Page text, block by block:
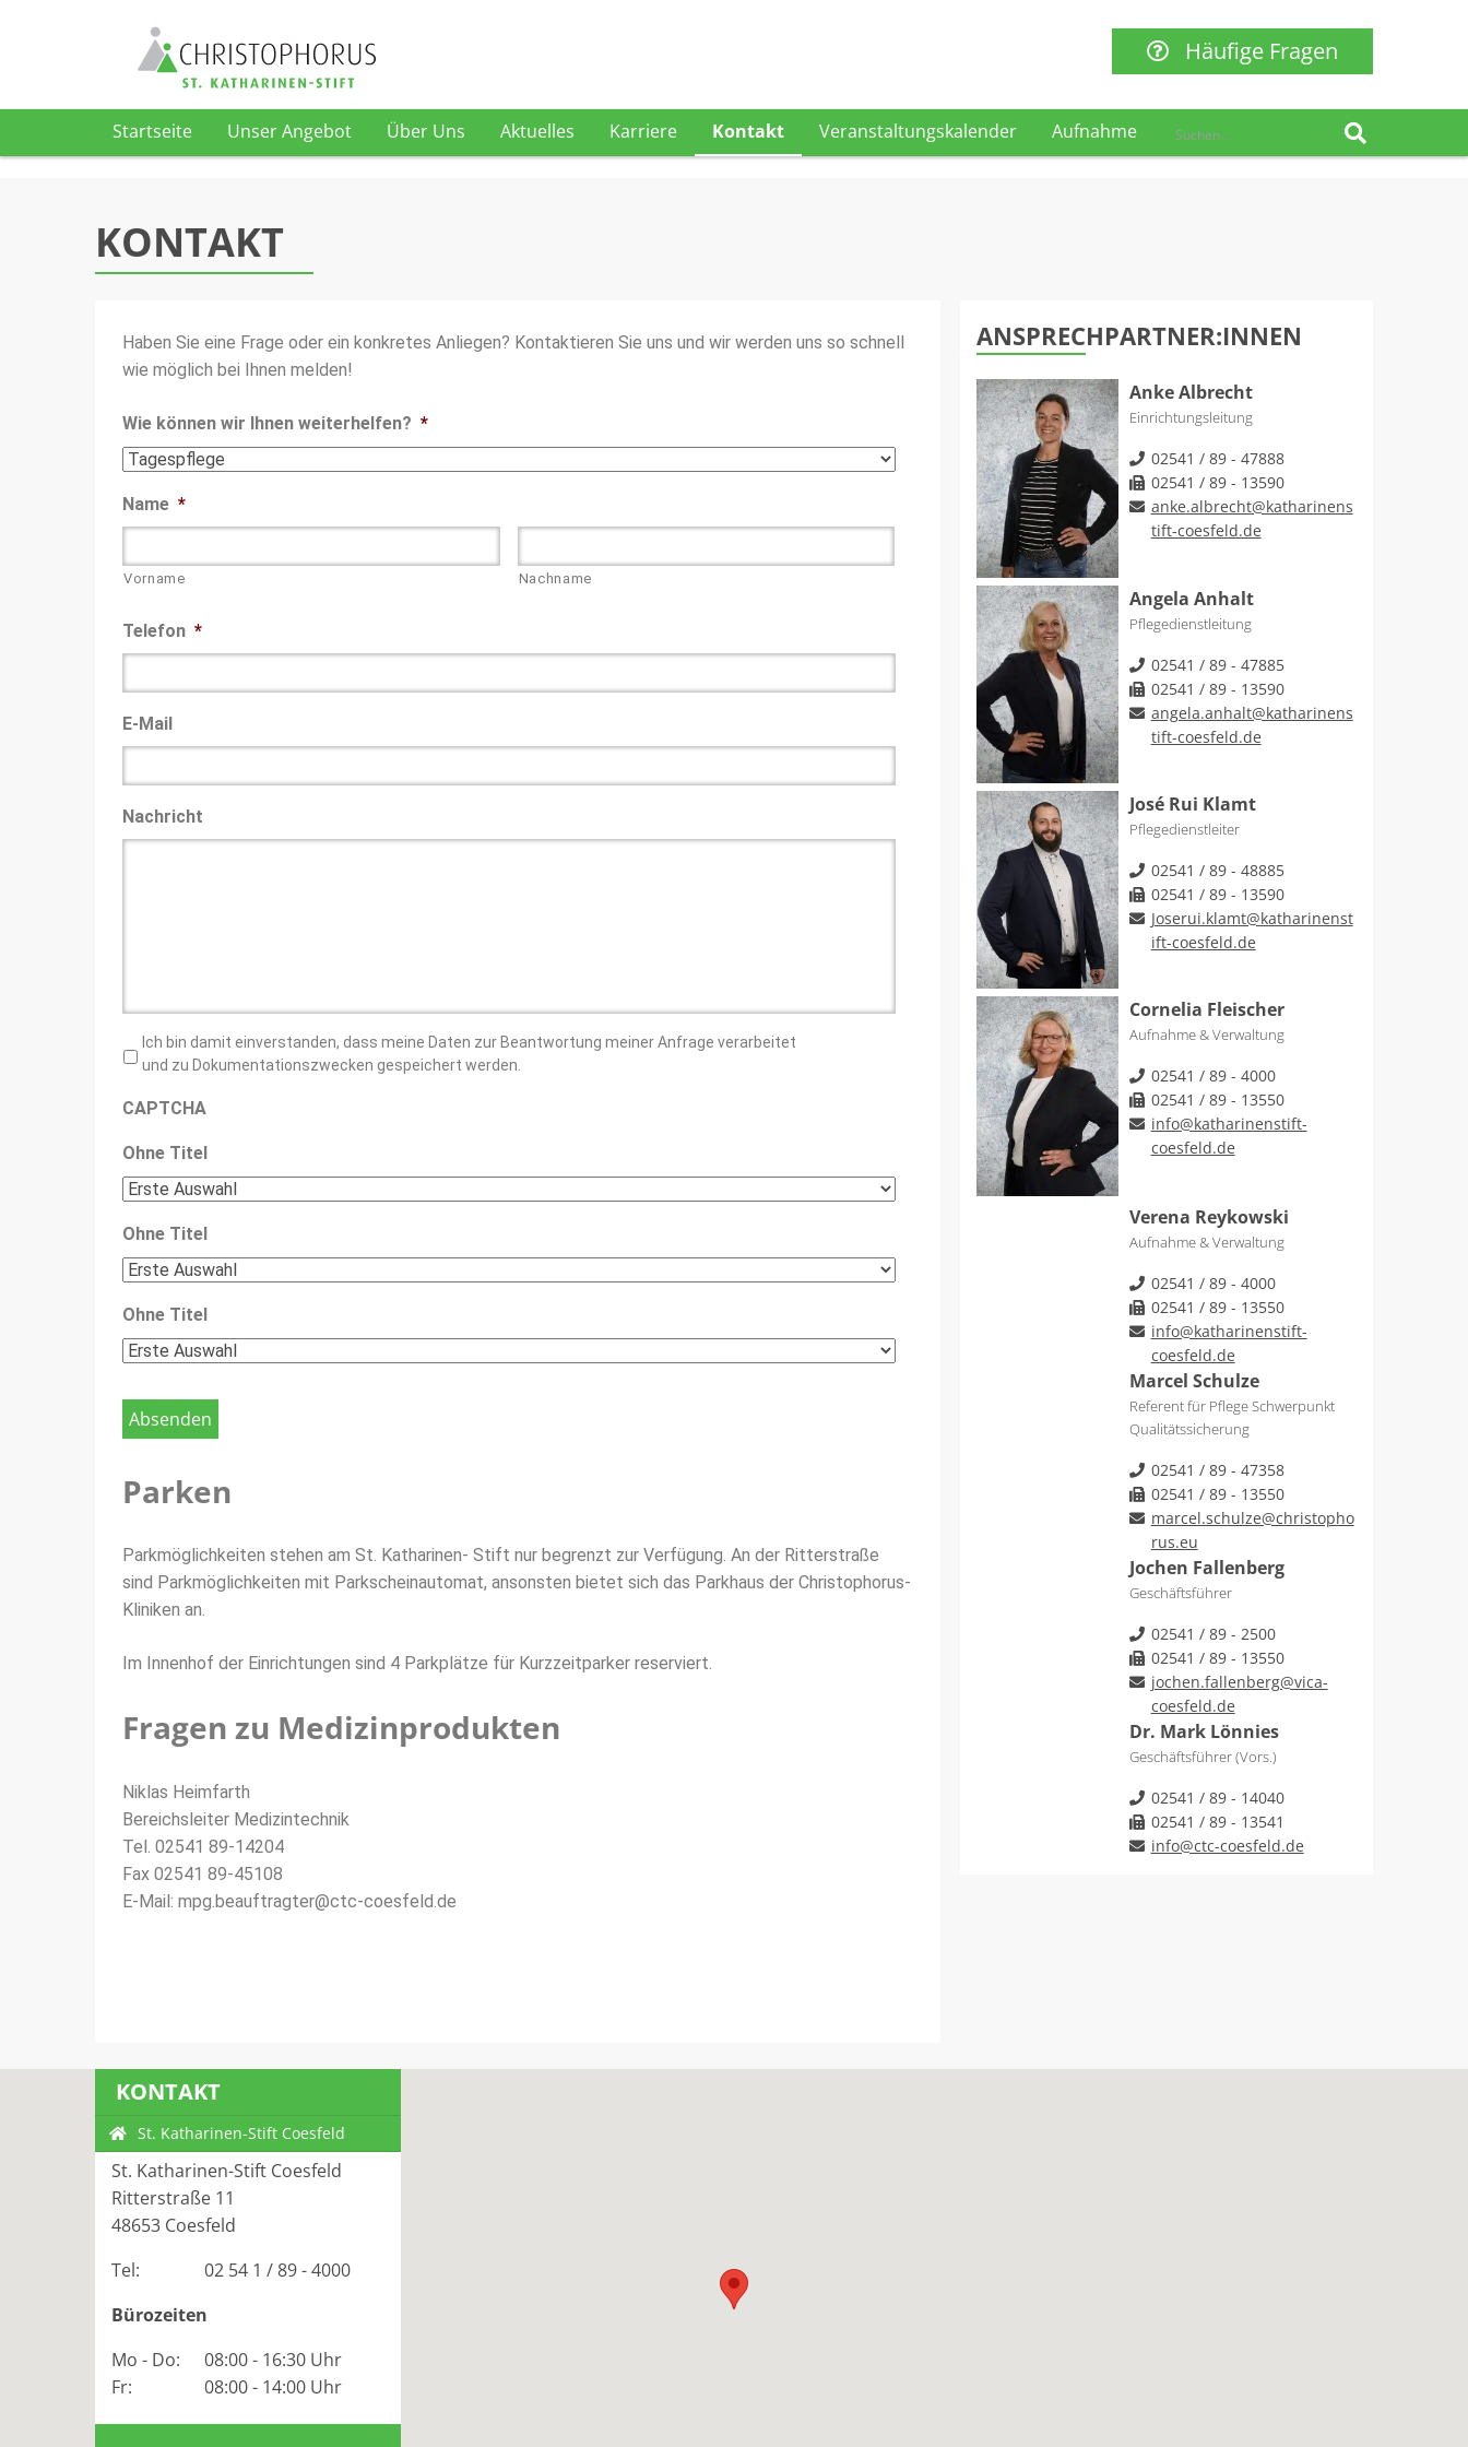
Häufige Fragen
Startseite Unser Angebot Über Uns Aktuelles Karriere Kontakt Veranstaltungskalender Aufnahme
KONTAKT
Haben Sie eine Frage oder ein konkretes Anliegen? Kontaktieren Sie uns und wir werden uns so schnell
wie möglich bei Ihnen melden!
Wie können wir Ihnen weiterhelfen? *
Name *
Vorname Nachname
Telefon *
E-Mail
Nachricht
Ich bin damit einverstanden, dass meine Daten zur Beantwortung meiner Anfrage verarbeitet
und zu Dokumentationszwecken gespeichert werden.
CAPTCHA
Ohne Titel
Ohne Titel
Ohne Titel
Parken
Parkmöglichkeiten stehen am St. Katharinen- Stift nur begrenzt zur Verfügung. An der Ritterstraße
sind Parkmöglichkeiten mit Parkscheinautomat, ansonsten bietet sich das Parkhaus der Christophorus-
Kliniken an.
Im Innenhof der Einrichtungen sind 4 Parkplätze für Kurzzeitparker reserviert.
Fragen zu Medizinprodukten
Niklas Heimfarth
Bereichsleiter Medizintechnik
Tel. 02541 89-14204
Fax 02541 89-45108
E-Mail: mpg.beauftragter@ctc-coesfeld.de
ANSPRECHPARTNER:INNEN
Anke Albrecht
Einrichtungsleitung
02541 / 89 - 47888
02541 / 89 - 13590
anke.albrecht@katharinens
tift-coesfeld.de
Angela Anhalt
Pflegedienstleitung
02541 / 89 - 47885
02541 / 89 - 13590
angela.anhalt@katharinens
tift-coesfeld.de
José Rui Klamt
Pflegedienstleiter
02541 / 89 - 48885
02541 / 89 - 13590
Joserui.klamt@katharinenst
ift-coesfeld.de
Cornelia Fleischer
Aufnahme & Verwaltung
02541 / 89 - 4000
02541 / 89 - 13550
info@katharinenstift-
coesfeld.de
Verena Reykowski
Aufnahme & Verwaltung
02541 / 89 - 4000
02541 / 89 - 13550
info@katharinenstift-
coesfeld.de
Marcel Schulze
Referent für Pflege Schwerpunkt
Qualitätssicherung
02541 / 89 - 47358
02541 / 89 - 13550
marcel.schulze@christopho
rus.eu
Jochen Fallenberg
Geschäftsführer
02541 / 89 - 2500
02541 / 89 - 13550
jochen.fallenberg@vica-
coesfeld.de
Dr. Mark Lönnies
Geschäftsführer (Vors.)
02541 / 89 - 14040
02541 / 89 - 13541
info@ctc-coesfeld.de
KONTAKT
St. Katharinen-Stift Coesfeld
St. Katharinen-Stift Coesfeld
Ritterstraße 11
48653 Coesfeld
Tel
02 54 1 / 89 - 4000
Bürozeiten
Mo - Do
08:00 - 16:30 Uhr
Fr
08:00 - 14:00 Uhr